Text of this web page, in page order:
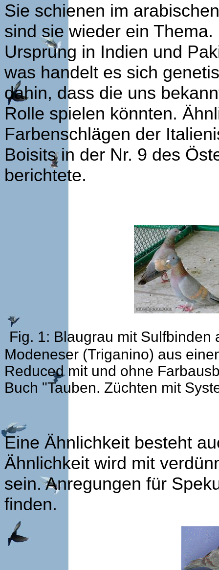
Sie schienen im
sind sie wieder ein
Ursprung in Indien und
was handelt es sich
dahin, dass die uns
Rolle spielen könnten.
Farbenschlägen der
Boisits in der Nr. 9 des
berichtete.
Fig. 1: Blaugrau mit
Modeneser (Triganino) aus
Reduced mit und ohne
Buch "Tauben. Züchten mit
Eine Ähnlichkeit besteht
Ähnlichkeit wird mit
sein. Anregungen für
finden.